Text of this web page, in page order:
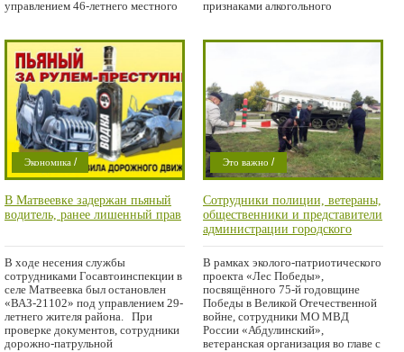
управлением 46-летнего местного
признаками алкогольного
Экономика/
Проишествие
В Матвеевке задержан пьяный
водитель, ранее лишенный прав
В ходе несения службы
сотрудниками Госавтоинспекции в
селе Матвеевка был остановлен
«ВАЗ-21102» под управлением 29-
летнего жителя района. При
проверке документов, сотрудники
дорожно-патрульной
Это важно /
Проишествие
Сотрудники полиции, ветераны,
общественники и представители
администрации городского
округа приняли участие в акции
«Лес Победы»
В рамках эколого-патриотического
проекта «Лес Победы»,
посвящённого 75-й годовщине
Победы в Великой Отечественной
войне, сотрудники МО МВД
России «Абдулинский»,
ветеранская организация во главе с